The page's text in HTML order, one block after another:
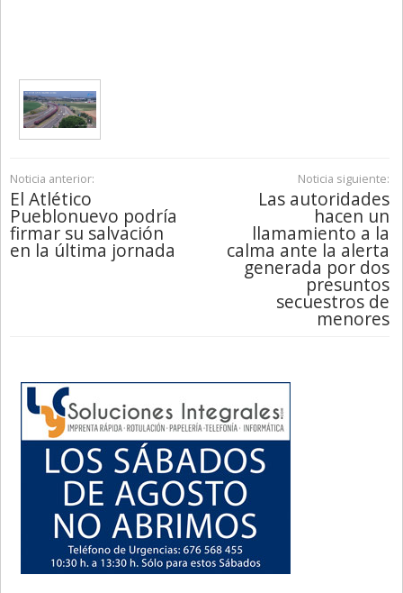
Noticia anterior:
El Atlético
Pueblonuevo podría
firmar su salvación
en la última jornada
Noticia siguiente:
Las autoridades
hacen un
llamamiento a la
calma ante la alerta
generada por dos
presuntos
secuestros de
menores